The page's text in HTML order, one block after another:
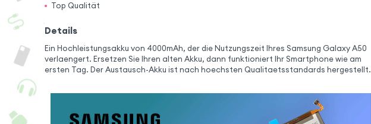
Top Qualität
Details
Ein Hochleistungsakku von 4000mAh, der die Nutzungszeit Ihres Samsung Galaxy A50
verlaengert. Ersetzen Sie Ihren alten Akku, dann funktioniert Ihr Smartphone wie am
ersten Tag. Der Austausch-Akku ist nach hoechsten Qualitaetsstandards hergestellt.